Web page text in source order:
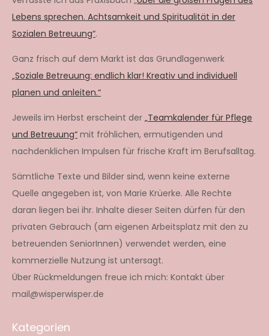
Lebens sprechen. Achtsamkeit und Spiritualität in der
Sozialen Betreuung“.
Ganz frisch auf dem Markt ist das Grundlagenwerk
„Soziale Betreuung: endlich klar! Kreativ und individuell
planen und anleiten.“
Jeweils im Herbst erscheint der „Teamkalender für Pflege
und Betreuung“ mit fröhlichen, ermutigenden und
nachdenklichen Impulsen für frische Kraft im Berufsalltag.
Sämtliche Texte und Bilder sind, wenn keine externe
Quelle angegeben ist, von Marie Krüerke. Alle Rechte
daran liegen bei ihr. Inhalte dieser Seiten dürfen für den
privaten Gebrauch (am eigenen Arbeitsplatz mit den zu
betreuenden SeniorInnen) verwendet werden, eine
kommerzielle Nutzung ist untersagt.
Über Rückmeldungen freue ich mich: Kontakt über
mail@wisperwisper.de
Kategorien